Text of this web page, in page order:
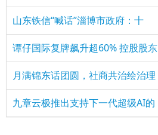
山东铁信“喊话”淄博市政府：十
谭仔国际复牌飙升超60% 控股股东
月满锦东话团圆，社商共治绘治理
九章云极推出支持下一代超级AI的